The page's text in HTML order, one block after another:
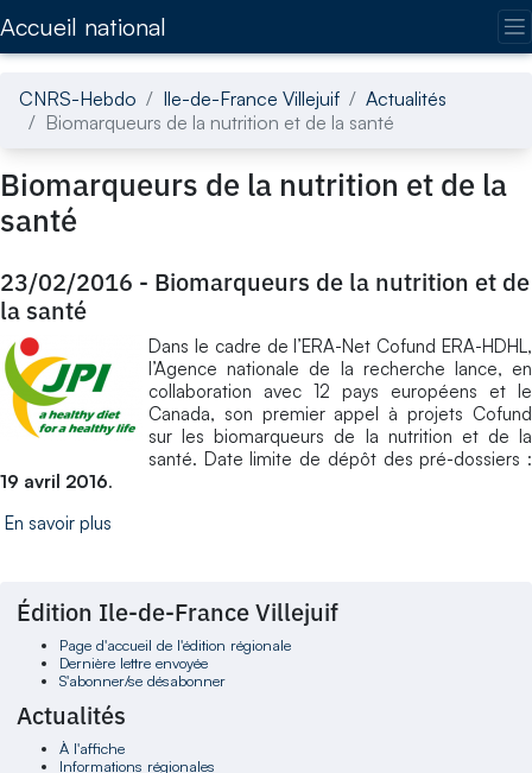
Accueil national
CNRS-Hebdo Ile-de-France Villejuif
Actualités
Biomarqueurs de la nutrition et de la santé
Biomarqueurs de la nutrition et de la
santé
23/02/2016 - Biomarqueurs de la nutrition et de
la santé
Dans le cadre de l’ERA-Net Cofund ERA-HDHL,
l’Agence nationale de la recherche lance, en
collaboration avec 12 pays européens et le
Canada, son premier appel à projets Cofund
sur les biomarqueurs de la nutrition et de la
santé. Date limite de dépôt des pré-dossiers :
19 avril 2016.
En savoir plus
Édition Ile-de-France Villejuif
Page d'accueil de l'édition régionale
Dernière lettre envoyée
S'abonner/se désabonner
Actualités
À l'affiche
Informations régionales